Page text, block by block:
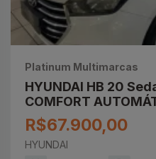
Platinum Multimarcas
HYUNDAI HB 20
COMFORT
R$67.900,00
HYUNDAI